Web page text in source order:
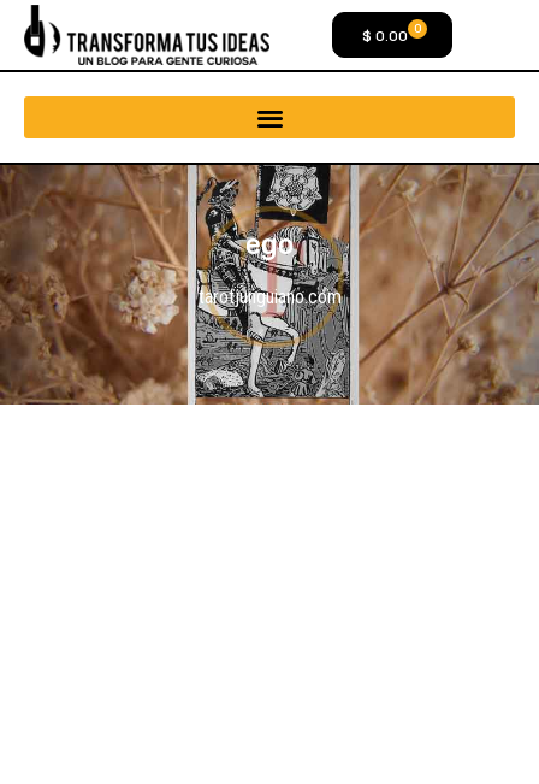
$ 0.00 0
ego
tarotjunguiano.com